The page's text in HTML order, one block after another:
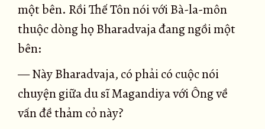
một bên. Rồi Thế Tôn nói với Bà-la-môn
thuộc dòng họ Bharadvaja đang ngồi một
bên:
— Này Bharadvaja, có phải có cuộc nói
chuyện giữa du sĩ Magandiya với Ông về
vấn đề thảm cỏ này?